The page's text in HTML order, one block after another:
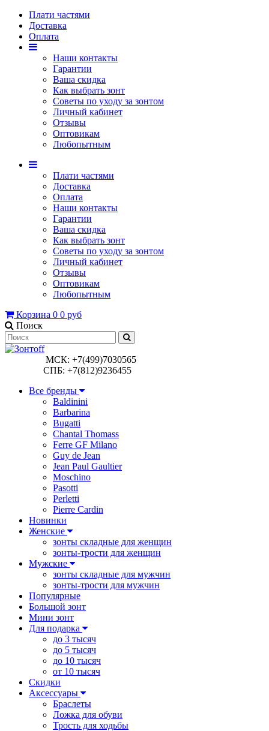
Плати частями
Доставка
Оплата
Наши контакты
Гарантии
Ваша скидка
Как выбрать зонт
Советы по уходу за зонтом
Личный кабинет
Отзывы
Оптовикам
Любопытным
Плати частями
Доставка
Оплата
Наши контакты
Гарантии
Ваша скидка
Как выбрать зонт
Советы по уходу за зонтом
Личный кабинет
Отзывы
Оптовикам
Любопытным
Корзина 0 0 руб
Поиск
МСК: +7(499)7030565
СПБ: +7(812)9236455
Все бренды
Baldinini
Barbarina
Bugatti
Chantal Thomass
Ferre GF Milano
Guy de Jean
Jean Paul Gaultier
Moschino
Pasotti
Perletti
Pierre Cardin
Новинки
Женские
зонты складные для женщин
зонты-трости для женщин
Мужские
зонты складные для мужчин
зонты-трости для мужчин
Популярные
Большой зонт
Мини зонт
Для подарка
до 3 тысяч
до 5 тысяч
до 10 тысяч
от 10 тысяч
Скидки
Аксессуары
Браслеты
Ложка для обуви
Трость для ходьбы